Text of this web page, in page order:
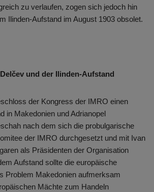
zu verlaufen, zogen sich jedoch hin
Ilinden-Aufstand im August 1903 obsolet.
und der Ilinden-Aufstand
der Kongress der IMRO einen
in Makedonien und Adrianopel
nach dem sich die probulgarische
der IMRO durchgesetzt und mit Ivan
als Präsidenten der Organisation
Aufstand sollte die europäische
Problem Makedonien aufmerksam
Mächte zum Handeln